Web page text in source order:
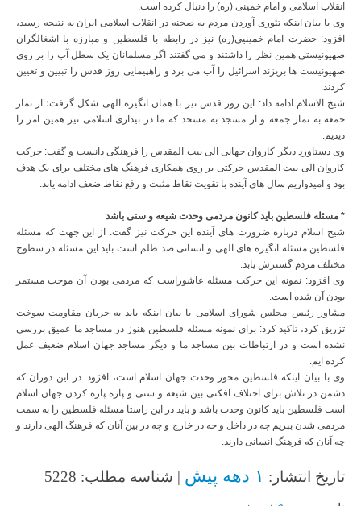
انقلاب اسلامی و امام خمینی (ره) را دنبال کرده است.
وی با بیان اینکه تئوری آوردن مردم به صحنه در انقلاب اسلامی ایران به نتیجه رسید،
افزود: حضرت امام خمینیی(ره) نیز در رابطه با فلسطین و مبارزه با اشغالگران
صهیونیستی همین نظر را داشتند و می گفتند اگر مسلمانان یک سطل آب را بر روی
صهیونیست ها بریزند اسرائیل را آب می برد و راهپیمایی روز قدس را تبیین و تعیین
کردند.
شیخ الاسلام ادامه داد: این روز قدس نیز با همان انگیزه الهی شکل گرفت؛ از نماز
جمعه به نماز جمعه و از مسجد به مسجد که ما در بیداری اسلامی نیز همین امر را
دیدیم.
وی دستاورد دیگر کاروان جهانی الی بیت المقدس را فرهنگی دانست و گفت: حرکت
کاروان الی بیت المقدس حرکتی بر روی همکاری فرهنگ های مختلف برای یک هدف
بود و امیدواریم سال های آینده با تقویت نقاط مثبت و رفع نقاط ضعف ادامه یابد.
* مسئله فلسطین باید کانون مردمی وحدت شیعه و سنی باشد
شیخ اسلام درباره ضرورت های آینده این حرکت نیز گفت: از این جهت که مسئله
فلسطین مسئله انگیزه های الهی و انسانی ضد ظلم است باید این مسئله در سطوح
مختلف مردم گسترش یابد.
وی افزود: نمونه این حرکت مسئله عاشوراست که مردمی بودن آن موجب مستمر
بودن آن شده است.
مشاور رئیس مجلس شورای اسلامی با بیان اینکه باید به جریان مقاومت سوخت
تزریق کرد، تاکید کرد: برای نمونه مسئله فلسطین هنوز در مساجد ما عمیق بررسی
نشده است و در ارتباطات بین مساجد ما و دیگر مساجد جهان اسلام ضعیف عمل
کرده ایم.
وی با بیان اینکه فلسطین محور وحدت جهان اسلام است، افزود: در این دوران که
دشمن در تلاش برای اختلاف افکنی بین شیعه و سنی و پاره پاره کردن جهان اسلام
است فلسطین باید کانون وحدت باشد و باید در این راستا مسئله فلسطین را به سمت
مردمی شدن ببریم چه در داخل و چه در خارج و چه در بین آنان که فرهنگ الهی دارند و
چه آنان که فرهنگ انسانی دارند.
تاریخ انتشار: ۱ دهه پیش | شناسه مطلب: 5228